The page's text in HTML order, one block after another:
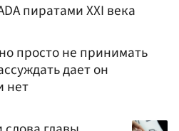
пиратами XXI века
просто не принимать
дает он
нет